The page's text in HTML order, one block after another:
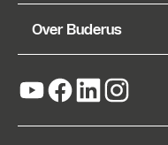
Over Buderus